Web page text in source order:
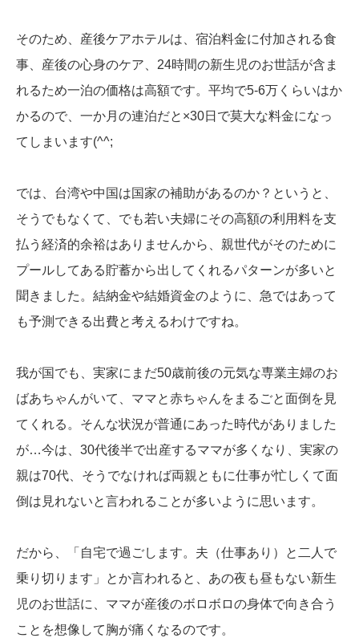
そのため、産後ケアホテルは、宿泊料金に付加される食
事、産後の心身のケア、24時間の新生児のお世話が含ま
れるため一泊の価格は高額です。平均で5-6万くらいはか
かるので、一か月の連泊だと×30日で莫大な料金になっ
てしまいます(^^;
では、台湾や中国は国家の補助があるのか？というと、
そうでもなくて、でも若い夫婦にその高額の利用料を支
払う経済的余裕はありませんから、親世代がそのために
プールしてある貯蓄から出してくれるパターンが多いと
聞きました。結納金や結婚資金のように、急ではあって
も予測できる出費と考えるわけですね。
我が国でも、実家にまだ50歳前後の元気な専業主婦のお
ばあちゃんがいて、ママと赤ちゃんをまるごと面倒を見
てくれる。そんな状況が普通にあった時代がありました
が…今は、30代後半で出産するママが多くなり、実家の
親は70代、そうでなければ両親ともに仕事が忙しくて面
倒は見れないと言われることが多いように思います。
だから、「自宅で過ごします。夫（仕事あり）と二人で
乗り切ります」とか言われると、あの夜も昼もない新生
児のお世話に、ママが産後のボロボロの身体で向き合う
ことを想像して胸が痛くなるのです。